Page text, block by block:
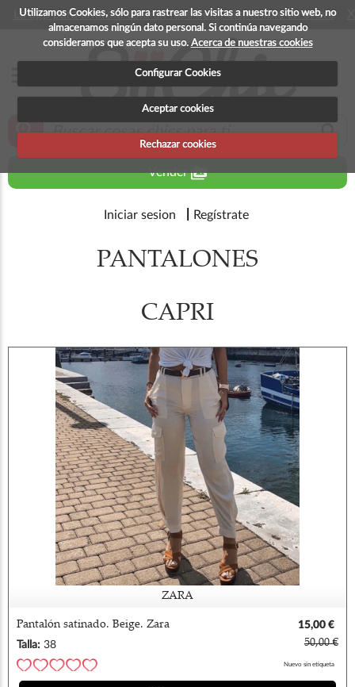
Utilizamos Cookies, sólo para rastrear las visitas a nuestro sitio web, no
almacenamos ningún dato personal. Si continúa navegando
consideramos que acepta su uso. Acerca de nuestras cookies
Configurar Cookies
Aceptar cookies
Rechazar cookies
La app para android esta en fase beta, disponible en breve
zoom_in search
Venderperm_media
Iniciar sesion Regístrate
PANTALONES
CAPRI
ZARA
Pantalón satinado. Beige. Zara
15,00 €
Talla: 38 50,00 €
Nuevo sin etiqueta